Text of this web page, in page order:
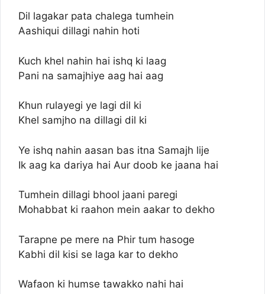
Dil lagakar pata chalega tumhein
Aashiqui dillagi nahin hoti
Kuch khel nahin hai ishq ki laag
Pani na samajhiye aag hai aag
Khun rulayegi ye lagi dil ki
Khel samjho na dillagi dil ki
Ye ishq nahin aasan bas itna Samajh lije
Ik aag ka dariya hai Aur doob ke jaana hai
Tumhein dillagi bhool jaani paregi
Mohabbat ki raahon mein aakar to dekho
Tarapne pe mere na Phir tum hasoge
Kabhi dil kisi se laga kar to dekho
Wafaon ki humse tawakko nahi hai